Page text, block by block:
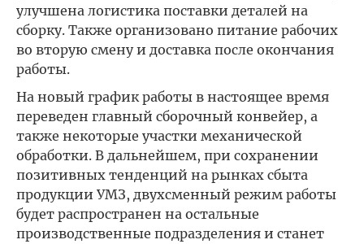
улучшена логистика поставки деталей на
сборку. Также организовано питание рабочих
во вторую смену и доставка после окончания
работы.
На новый график работы в настоящее время
переведен главный сборочный конвейер, а
также некоторые участки механической
обработки. В дальнейшем, при сохранении
позитивных тенденций на рынках сбыта
продукции УМЗ, двухсменный режим работы
будет распространен на остальные
производственные подразделения и станет